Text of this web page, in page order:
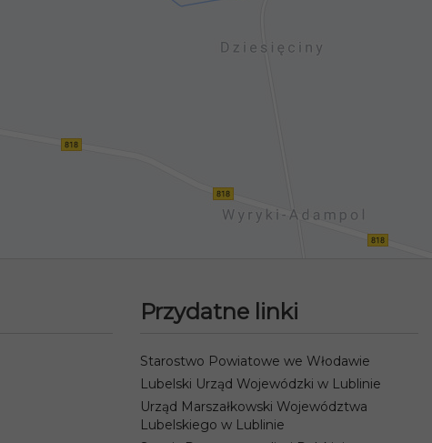
Przydatne linki
Starostwo Powiatowe we Włodawie
Lubelski Urząd Wojewódzki w Lublinie
Urząd Marszałkowski Województwa
Lubelskiego w Lublinie